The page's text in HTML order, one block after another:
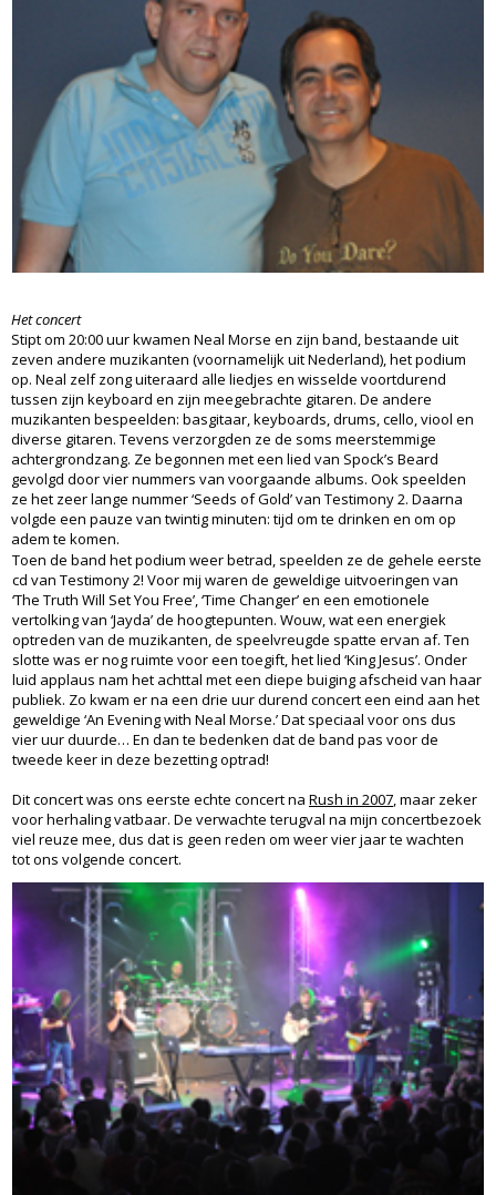
Het concert
Stipt om 20:00 uur kwamen Neal Morse en zijn band, bestaande uit
zeven andere muzikanten (voornamelijk uit Nederland), het podium
op. Neal zelf zong uiteraard alle liedjes en wisselde voortdurend
tussen zijn keyboard en zijn meegebrachte gitaren. De andere
muzikanten bespeelden: basgitaar, keyboards, drums, cello, viool en
diverse gitaren. Tevens verzorgden ze de soms meerstemmige
achtergrondzang. Ze begonnen met een lied van Spock’s Beard
gevolgd door vier nummers van voorgaande albums. Ook speelden
ze het zeer lange nummer ‘Seeds of Gold’ van Testimony 2. Daarna
volgde een pauze van twintig minuten: tijd om te drinken en om op
adem te komen.
Toen de band het podium weer betrad, speelden ze de gehele eerste
cd van Testimony 2! Voor mij waren de geweldige uitvoeringen van
‘The Truth Will Set You Free’, ‘Time Changer’ en een emotionele
vertolking van ‘Jayda’ de hoogtepunten. Wouw, wat een energiek
optreden van de muzikanten, de speelvreugde spatte ervan af. Ten
slotte was er nog ruimte voor een toegift, het lied ‘King Jesus’. Onder
luid applaus nam het achttal met een diepe buiging afscheid van haar
publiek. Zo kwam er na een drie uur durend concert een eind aan het
geweldige ‘An Evening with Neal Morse.’ Dat speciaal voor ons dus
vier uur duurde… En dan te bedenken dat de band pas voor de
tweede keer in deze bezetting optrad!
Dit concert was ons eerste echte concert na Rush in 2007, maar zeker
voor herhaling vatbaar. De verwachte terugval na mijn concertbezoek
viel reuze mee, dus dat is geen reden om weer vier jaar te wachten
tot ons volgende concert.